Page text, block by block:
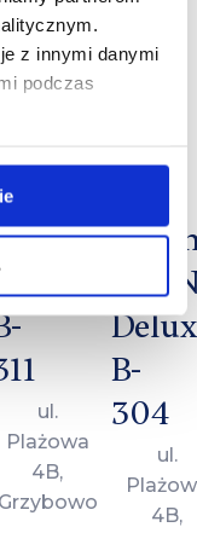
z innymi danymi
podczas
ul.
Plażowa
4B,
Grzybowo
Delux
B-
304
ul.
4B,